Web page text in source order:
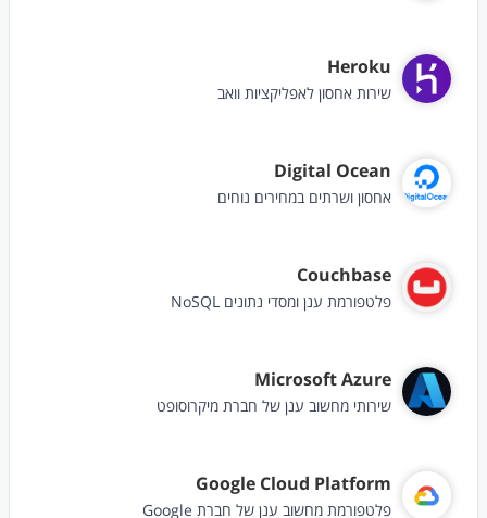
Heroku
שירות אחסון לאפליקציות וואב
Digital Ocean
אחסון ושרתים במחירים נוחים
Couchbase
פלטפורמת ענן ומסדי נתונים NoSQL
Microsoft Azure
שירותי מחשוב ענן של חברת מיקרוסופט
Google Cloud Platform
פלטפורמת מחשוב ענן של חברת Google